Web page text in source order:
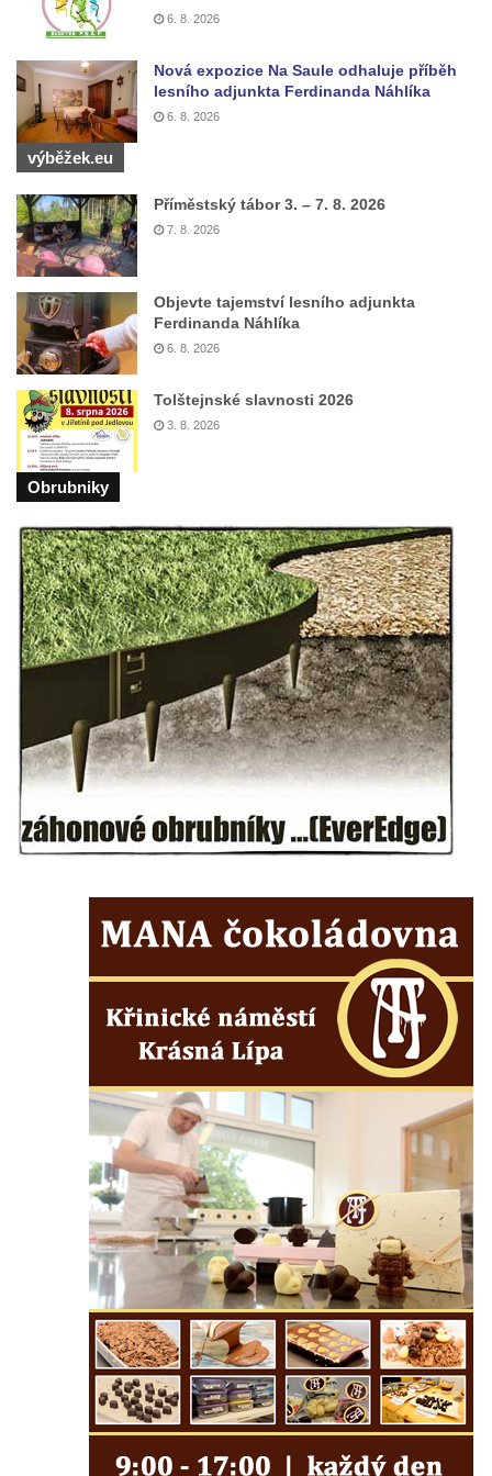
Budějovicích
Socha svatého Vincence Ferrerského na
nádvoří kláštera dominikánů v Českých
Budějovicích
Socha svatého Zachariáše na nádvoří
Budějovicích
Socha svatého Josefa na nádvoří kláštera
dominikánů v Českých Budějovicích
Socha svaté Anny na nádvoří kláštera
dominikánů v Českých Budějovicích
Socha svatého Dominika na nádvoří
kláštera dominikánů v Českých
Budějovicích
Sousoší Kalvárie před klášterem
dominikánů u Piaristického náměstí v
Socha svatého Václava u pramene v
Semilech
Pamětní deska Tomáše Garrigue Masaryka
na radnici v Českých Budějovicích
Pamětní deska na biskupské rezidenci v
Českých Budějovicích
Pamětní deska Josefa Hloucha na
biskupské rezidenci v Českých
Budějovicích
Socha žáby u rybníčku na Náměstí v
Kamenném Újezdě
Pamětní kámen družebních obcí Kamenný
Újezd a Krauchthal v parku na Náměstí v
Kamenném Újezdě
Socha na náměstí J. V. Kamarýta ve
Velešíně
Pomník J. V. Kamarýta v Krumlovské ulici ve
Pamětní deska arcibiskupa Micara ve
vstupu do poutního místa Římov
Plastika Koule v Gutenbergově ulici v
Liberci
Pamětní deska Vojtěcha Kocmicha na
domě čp. 37 v ulici Betlém v Římově
Pomník na paměť zrušení roboty v Plavu
Socha vodníka v Plavu
Socha svatého Jana Nepomuckého v
Třebušíně
Pamětní deska Johanna Nepomuka
Fischera na domě čp. 5/16 na třídě 9.
6. 8. 2026
Nová expozice Na Saule odhaluje příběh
lesního adjunkta Ferdinanda Náhlíka
6. 8. 2026
výběžek.eu
Příměstský tábor 3. – 7. 8. 2026
7. 8. 2026
Objevte tajemství lesního adjunkta
Ferdinanda Náhlíka
6. 8. 2026
Tolštejnské slavnosti 2026
3. 8. 2026
Obrubniky